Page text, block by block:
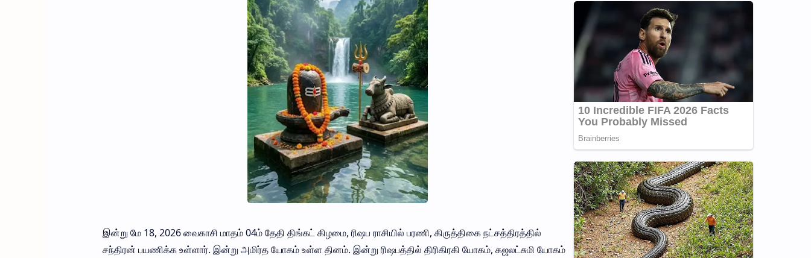
இன்று மே 18, 2026 வைகாசி மாதம் 04ம் தேதி திங்கட் கிழமை, ரிஷப ராசியில் பரணி, கிருத்திகை நட்சத்திரத்தில்
சந்திரன் பயணிக்க உள்ளார். இன்று அமிர்த யோகம் உள்ள தினம். இன்று ரிஷபத்தில் திரிகிரகி யோகம், கஜலட்சுமி யோகம்